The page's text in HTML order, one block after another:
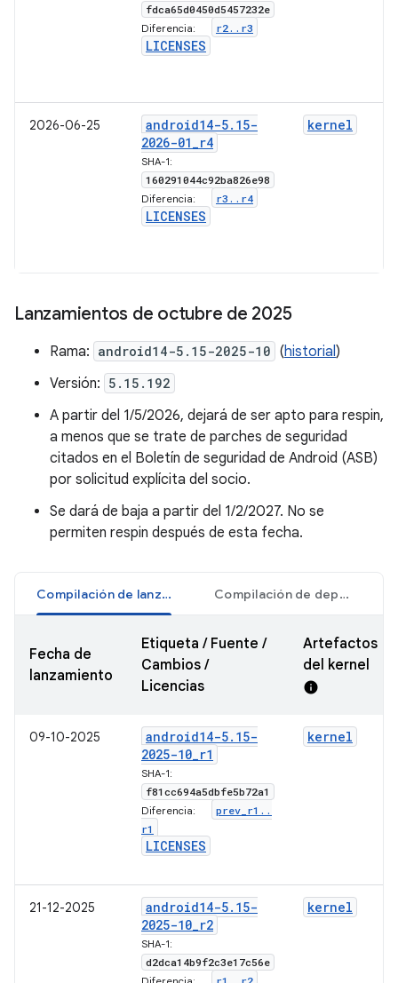
fdca65d0450d5457232e
Diferencia: r2. . r3
LICENSES
2026-06-25 android14-5. 15-
2026-01_r4
SHA-1:
160291044c92ba826e98
Diferencia: r3 . . r4
LICENSES
kernel
Lanzamientos de octubre de 2025
Rama: android14-5.15-2025-10 (historial)
Versión: 5.15.192
A partir del 1/5/2026, dejará de ser apto para respin,
a menos que se trate de parches de seguridad
citados en el Boletín de seguridad de Android (ASB)
por solicitud explícita del socio.
Se dará de baja a partir del 1/2/2027. No se
permiten respin después de esta fecha.
Compilación de lanzamiento Compilación de depuración
Fecha de
lanzamiento
Etiqueta / Fuente /
Cambios /
Licencias
Artefactos
del kernel
info
09-10-2025 android14-5. 15-
2025-10_r1
SHA-1:
f81cc694a5dbfe5b72a1
Diferencia: prev r1 . .
r1
LICENSES
kernel
21-12-2025 android14-5. 15-
2025-10_r2
SHA-1:
d2dca14b9f2c3e17c56e
kernel